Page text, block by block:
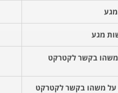
מגע
בקשר לקטרקט
משהו בקשר לקטרקט